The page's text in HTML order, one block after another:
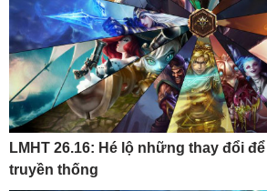
LMHT 26.16: Hé lộ những thay đổi
truyền thống